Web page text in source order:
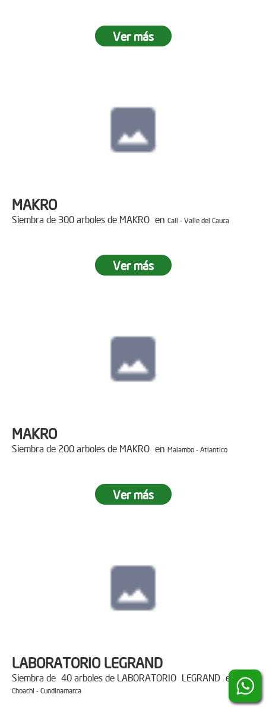
Ver más
MAKRO
Siembra de 300 arboles de MAKRO en Cali - Valle del Cauca
Ver más
MAKRO
Siembra de 200 arboles de MAKRO en Malambo - Atlantico
Ver más
LABORATORIO LEGRAND
Siembra de 40 arboles de LABORATORIO LEGRAND en
Choachi - Cundinamarca